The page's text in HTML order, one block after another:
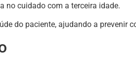
no cuidado com a terceira idade.
do paciente, ajudando a prevenir